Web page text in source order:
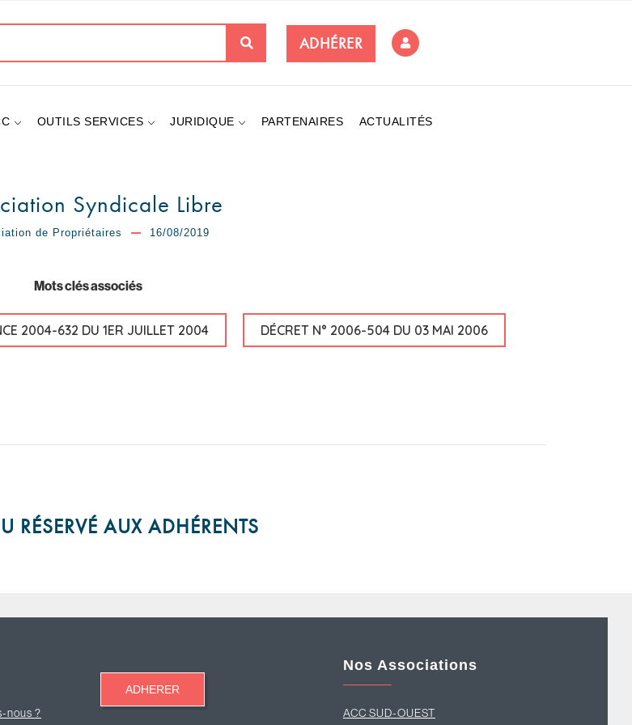
ADHÉRER
OUTILS SERVICES JURIDIQUE PARTENAIRES ACTUALITÉS
Syndicale Libre
de Propriétaires 16/08/2019
Mots clés associés
2004-632 DU 1ER JUILLET 2004 DÉCRET N° 2006-504 DU 03 MAI 2006
RÉSERVÉ AUX ADHÉRENTS
nous ?
Nos Associations
ACC SUD-OUEST